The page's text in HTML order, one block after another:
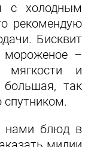
с холодным
рекомендую
Бисквит
мороженое –
мягкости и
так
спутником.
нами блюд в